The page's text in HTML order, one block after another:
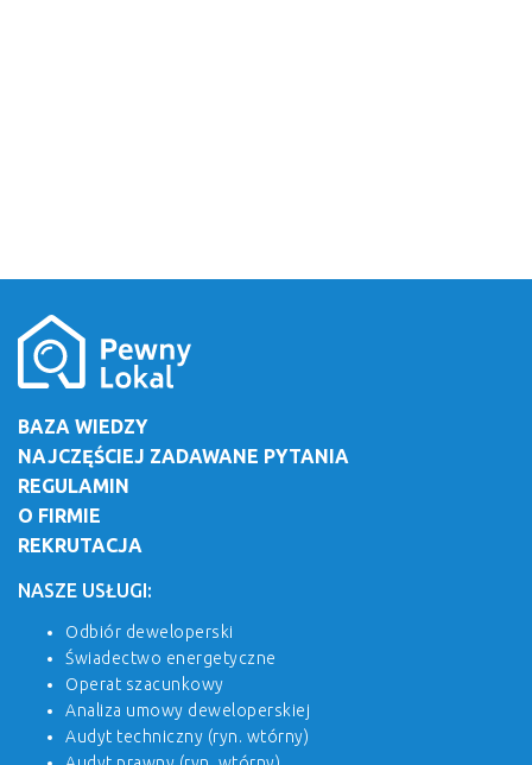
BAZA WIEDZY
NAJCZĘŚCIEJ ZADAWANE PYTANIA
REGULAMIN
O FIRMIE
REKRUTACJA
NASZE USŁUGI:
Odbiór deweloperski
Świadectwo energetyczne
Operat szacunkowy
Analiza umowy deweloperskiej
Audyt techniczny (ryn. wtórny)